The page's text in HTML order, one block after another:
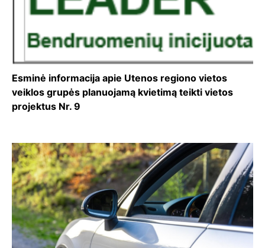
Esminė informacija apie Utenos regiono vietos
veiklos grupės planuojamą kvietimą teikti vietos
projektus Nr. 9